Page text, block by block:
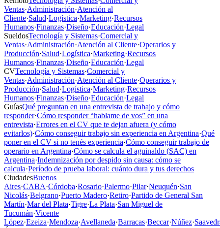
Ventas·Administración·Atención al
Cliente·Salud·Logística·Marketing·Recursos
Humanos·Finanzas·Diseño·Educación·Legal
SueldosTecnología y Sistemas·Comercial y
Ventas·Administración·Atención al Cliente·Operarios y
Producción·Salud·Logística·Marketing·Recursos
Humanos·Finanzas·Diseño·Educación·Legal
CVTecnología y Sistemas·Comercial y
Ventas·Administración·Atención al Cliente·Operarios y
Producción·Salud·Logística·Marketing·Recursos
Humanos·Finanzas·Diseño·Educación·Legal
GuíasQué preguntan en una entrevista de trabajo y cómo
responder·Cómo responder “hablame de vos” en una
entrevista·Errores en el CV que te dejan afuera (y cómo
evitarlos)·Cómo conseguir trabajo sin experiencia en Argentina·Qué
poner en el CV si no tenés experiencia·Cómo conseguir trabajo de
operario en Argentina·Cómo se calcula el aguinaldo (SAC) en
Argentina·Indemnización por despido sin causa: cómo se
calcula·Período de prueba laboral: cuánto dura y tus derechos
CiudadesBuenos
Aires·CABA·Córdoba·Rosario·Palermo·Pilar·Neuquén·San
Nicolás·Belgrano·Puerto Madero·Retiro·Partido de General San
Martín·Mar del Plata·Tigre·La Plata·San Miguel de
Tucumán·Vicente
López·Ezeiza·Mendoza·Avellaneda·Barracas·Beccar·Núñez·